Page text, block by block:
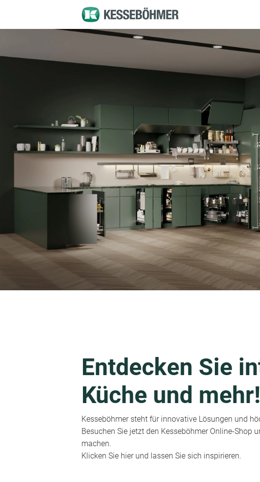
Entdecken Sie
Küche und mehr!
Kesseböhmer steht für innovative Lösungen und
Besuchen Sie jetzt den Kesseböhmer Online-Shop
machen.
Klicken Sie hier und lassen Sie sich inspirieren.